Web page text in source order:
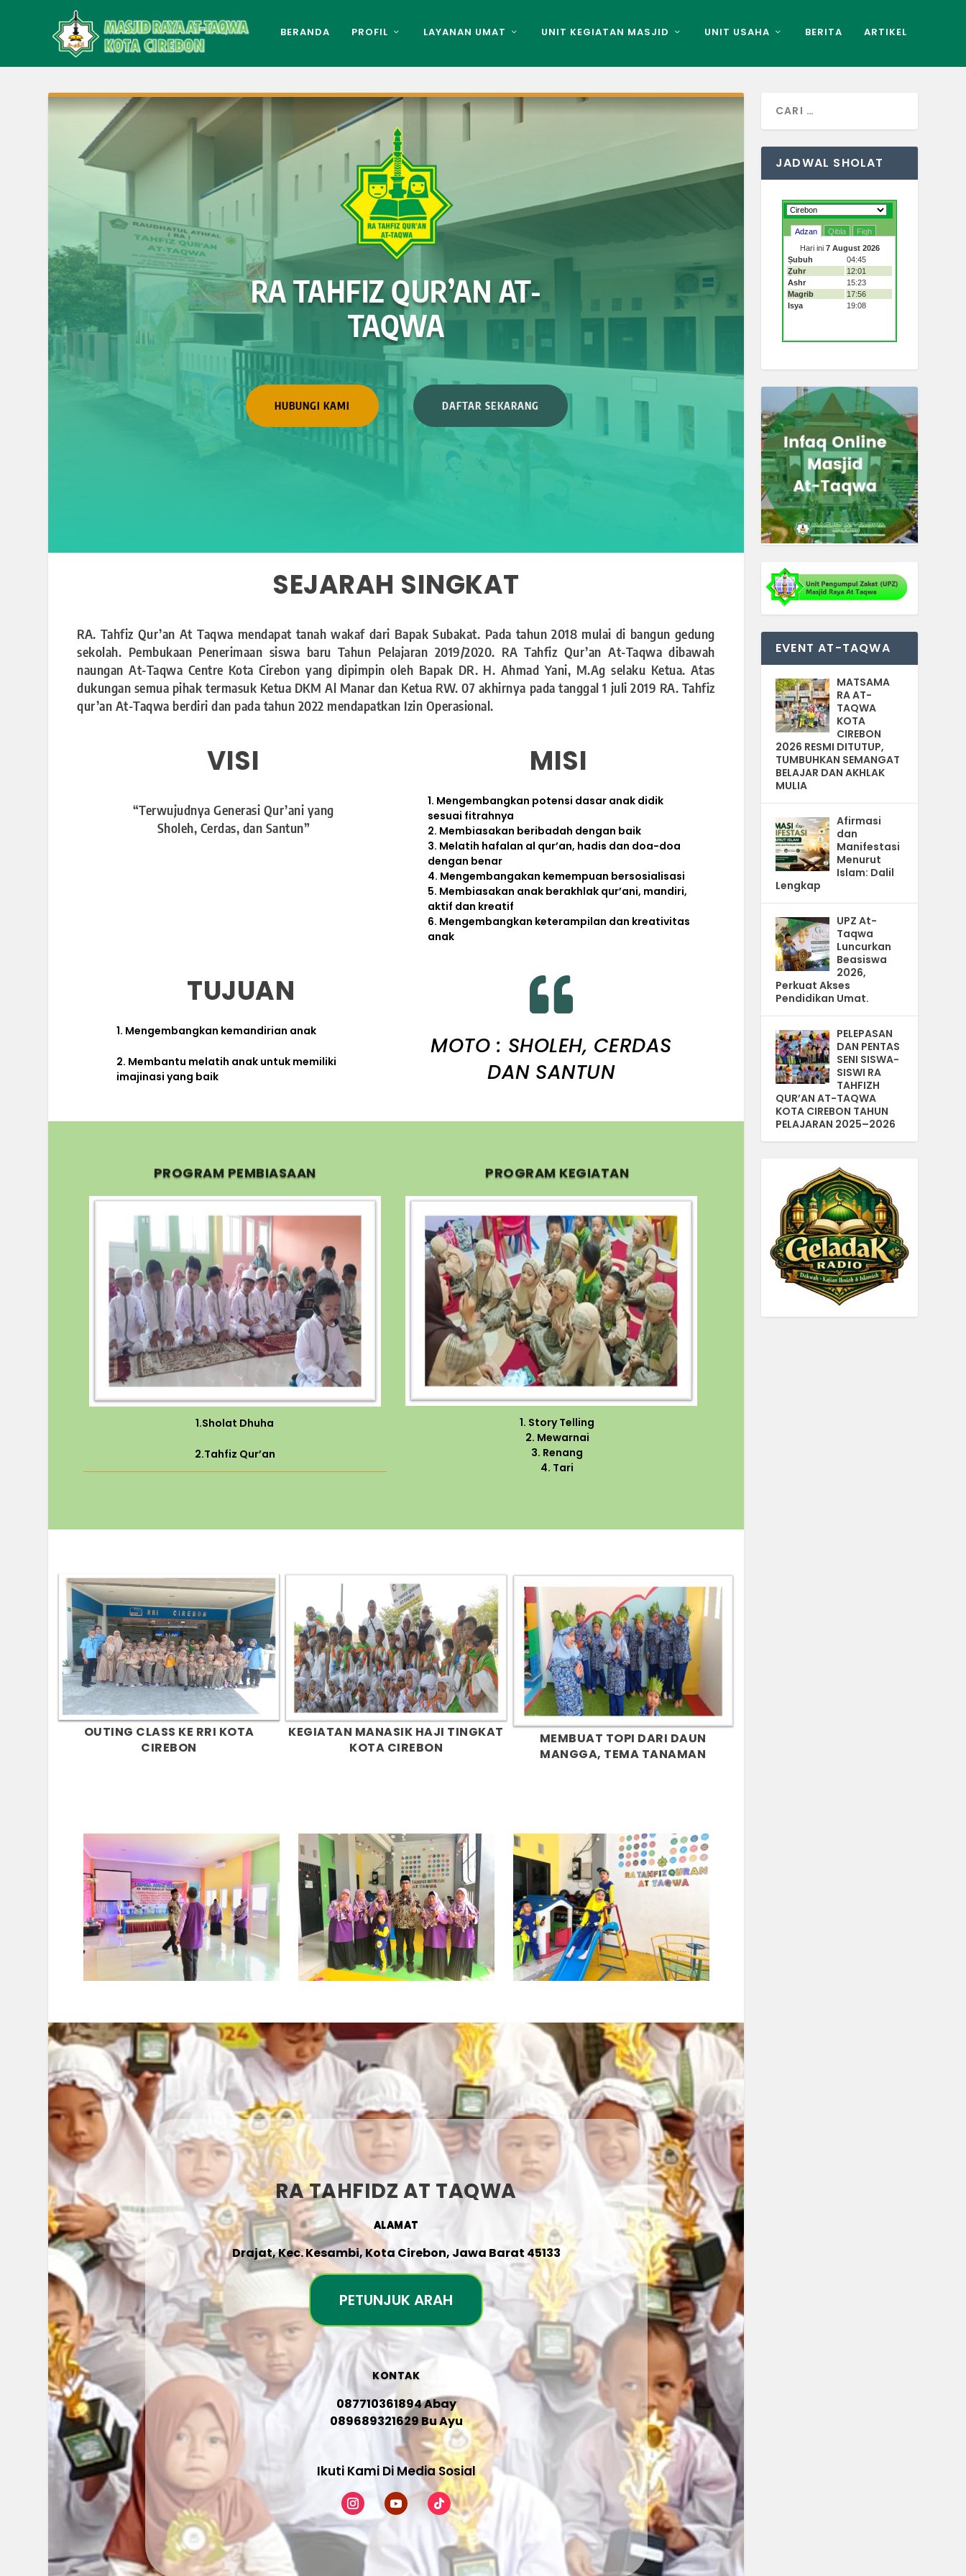
BERANDA PROFIL LAYANAN UMAT UNIT KEGIATAN MASJID UNIT USAHA BERITA ARTIKEL
RA TAHFIZ QUR’AN AT-
TAQWA
HUBUNGI KAMI DAFTAR SEKARANG
SEJARAH SINGKAT
RA. Tahfiz Qur’an At Taqwa mendapat tanah wakaf dari Bapak Subakat. Pada tahun 2018 mulai di bangun gedung
sekolah. Pembukaan Penerimaan siswa baru Tahun Pelajaran 2019/2020. RA Tahfiz Qur’an At-Taqwa dibawah
naungan At-Taqwa Centre Kota Cirebon yang dipimpin oleh Bapak DR. H. Ahmad Yani, M.Ag selaku Ketua. Atas
dukungan semua pihak termasuk Ketua DKM Al Manar dan Ketua RW. 07 akhirnya pada tanggal 1 juli 2019 RA. Tahfiz
qur’an At-Taqwa berdiri dan pada tahun 2022 mendapatkan Izin Operasional.
VISI
“Terwujudnya Generasi Qur’ani yang
Sholeh, Cerdas, dan Santun”
MISI
1. Mengembangkan potensi dasar anak didik
sesuai fitrahnya
2. Membiasakan beribadah dengan baik
3. Melatih hafalan al qur’an, hadis dan doa-doa
dengan benar
4. Mengembangakan kemempuan bersosialisasi
5. Membiasakan anak berakhlak qur’ani, mandiri,
aktif dan kreatif
6. Mengembangkan keterampilan dan kreativitas
anak
TUJUAN
1. Mengembangkan kemandirian anak
2. Membantu melatih anak untuk memiliki
imajinasi yang baik

MOTO : SHOLEH, CERDAS
DAN SANTUN
PROGRAM PEMBIASAAN
1.Sholat Dhuha
2.Tahfiz Qur’an
PROGRAM KEGIATAN
1. Story Telling
2. Mewarnai
3. Renang
4. Tari
OUTING CLASS KE RRI KOTA
CIREBON
KEGIATAN MANASIK HAJI TINGKAT
KOTA CIREBON
MEMBUAT TOPI DARI DAUN
MANGGA, TEMA TANAMAN
RA TAHFIDZ AT TAQWA
ALAMAT
Drajat, Kec. Kesambi, Kota Cirebon, Jawa Barat 45133
PETUNJUK ARAH
KONTAK
087710361894 Abay
089689321629 Bu Ayu
Ikuti Kami Di Media Sosial
JADWAL SHOLAT
EVENT AT-TAQWA
MATSAMA
RA AT-
TAQWA
KOTA
CIREBON
2026 RESMI DITUTUP,
TUMBUHKAN SEMANGAT
BELAJAR DAN AKHLAK
MULIA
Afirmasi
dan
Manifestasi
Menurut
Islam: Dalil
Lengkap
UPZ At-
Taqwa
Luncurkan
Beasiswa
2026,
Perkuat Akses
Pendidikan Umat.
PELEPASAN
DAN PENTAS
SENI SISWA-
SISWI RA
TAHFIZH
QUR’AN AT-TAQWA
KOTA CIREBON TAHUN
PELAJARAN 2025–2026